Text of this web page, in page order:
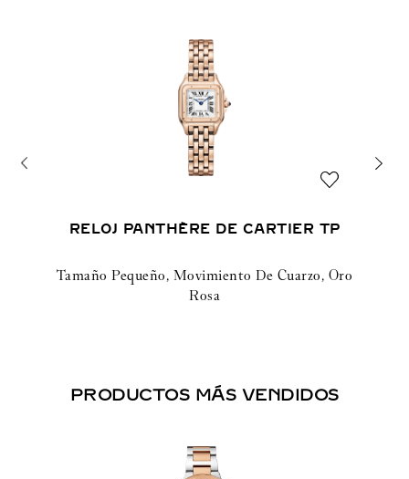
RELOJ PANTHÈRE DE CARTIER TP
Tamaño Pequeño, Movimiento De Cuarzo, Oro
Rosa
PRODUCTOS MÁS VENDIDOS